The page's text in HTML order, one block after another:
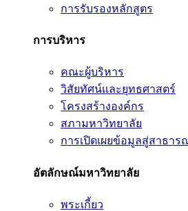
การรับรองหลักสูตร
การบริหาร
คณะผู้บริหาร
วิสัยทัศน์และยุทธศาสตร์
โครงสร้างองค์กร
สภามหาวิทยาลัย
การเปิดเผยข้อมูลสู่สาธาร
อัตลักษณ์มหาวิทยาลัย
พระเกี้ยว